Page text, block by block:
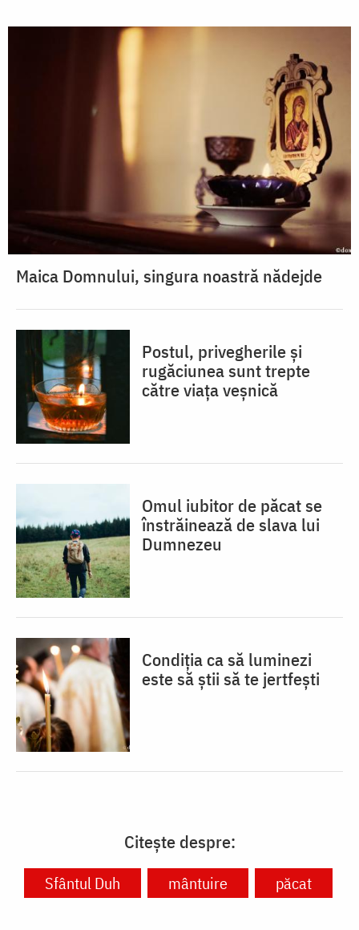
Maica Domnului, singura noastră nădejde
Postul, privegherile și
rugăciunea sunt trepte
către viața veșnică
Omul iubitor de păcat se
înstrăinează de slava lui
Dumnezeu
Condiția ca să luminezi
este să știi să te jertfești
Citește despre:
Sfântul Duh mântuire păcat